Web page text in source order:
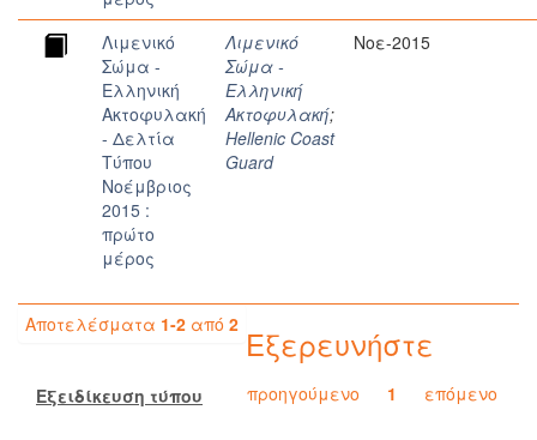
Λιμενικό
Σώμα -
Ελληνική
Ακτοφυλακή
- Δελτία
Τύπου
Nοέμβριoς
2015 :
πρώτο
μέρος
Λιμενικό
Σώμα -
Ελληνική
Ακτοφυλακή;
Hellenic Coast
Guard
Νοε-2015
Αποτελέσματα 1-2 από 2
προηγούμενο 1 επόμενο
Εξερευνήστε
Εξειδίκευση τύπου